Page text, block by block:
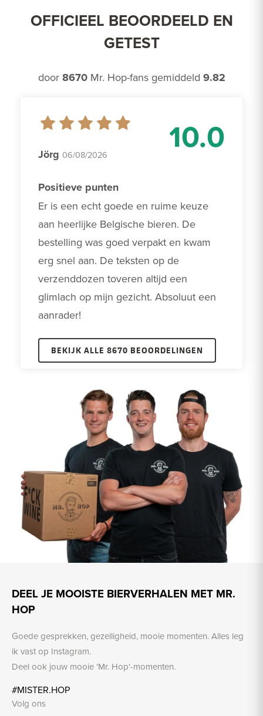
OFFICIEEL BEOORDEELD EN
GETEST
door 8670Mr. Hop-fans gemiddeld 9.82
10.0
Jörg 06/08/2026
Positieve punten
Er is een echt goede en ruime keuze
aan heerlijke Belgische bieren. De
bestelling was goed verpakt en kwam
erg snel aan. De teksten op de
verzenddozen toveren altijd een
glimlach op mijn gezicht. Absoluut een
aanrader!
BEKIJK ALLE 8670 BEOORDELINGEN
DEEL JE MOOISTE BIERVERHALEN MET MR.
HOP
Goede gesprekken, gezelligheid, mooie momenten. Alles leg
ik vast op Instagram.
Deel ook jouw mooie 'Mr. Hop'-momenten.
#MISTER.HOP
Volg ons